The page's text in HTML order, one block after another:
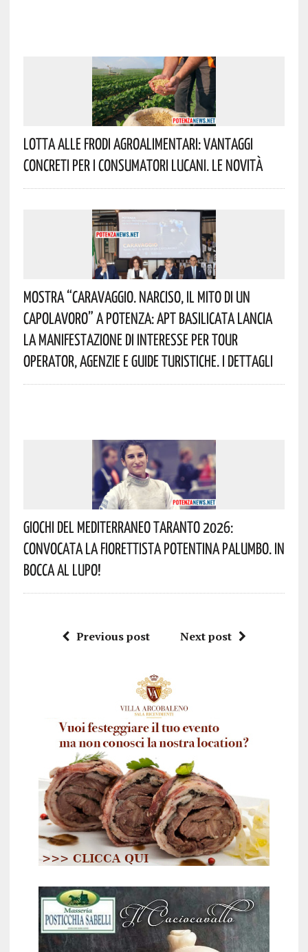
Lotta Alle Frodi Agroalimentari: Vantaggi
Concreti Per I Consumatori Lucani. Le Novità
Mostra “Caravaggio. Narciso, Il Mito Di Un
Capolavoro” A Potenza: APT Basilicata Lancia
La Manifestazione Di Interesse Per Tour
Operator, Agenzie E Guide Turistiche. I Dettagli
Giochi Del Mediterraneo Taranto 2026:
Convocata La Fiorettista Potentina Palumbo. In
Bocca Al Lupo!
Previous post Next post